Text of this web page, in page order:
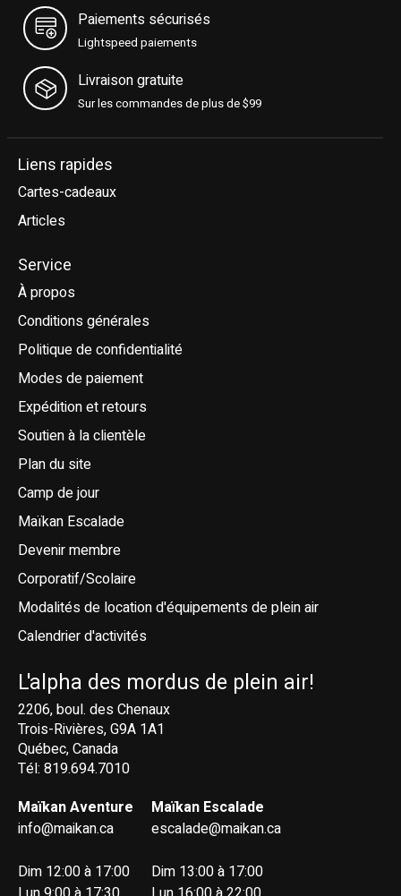
Paiements sécurisés
Lightspeed paiements
Livraison gratuite
Sur les commandes de plus de $99
Liens rapides
Cartes-cadeaux
Articles
Service
À propos
Conditions générales
Politique de confidentialité
Modes de paiement
Expédition et retours
Soutien à la clientèle
Plan du site
Camp de jour
Maïkan Escalade
Devenir membre
Corporatif/Scolaire
Modalités de location d'équipements de plein air
Calendrier d'activités
L'alpha des mordus de plein air!
2206, boul. des Chenaux
Trois-Rivières, G9A 1A1
Québec, Canada
Tél: 819.694.7010
Maïkan Aventure
info@maikan.ca
Dim 12:00 à 17:00
Maïkan Escalade
escalade@maikan.ca
Dim 13:00 à 17:00